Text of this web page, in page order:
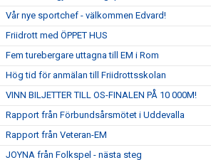
Vår nye sportchef - välkommen Edvard!
Friidrott med ÖPPET HUS
Fem turebergare uttagna till EM i Rom
Hög tid för anmälan till Friidrottsskolan
VINN BILJETTER TILL OS-FINALEN PÅ 10 000M!
Rapport från Förbundsårsmötet i Uddevalla
Rapport från Veteran-EM
JOYNA från Folkspel - nästa steg